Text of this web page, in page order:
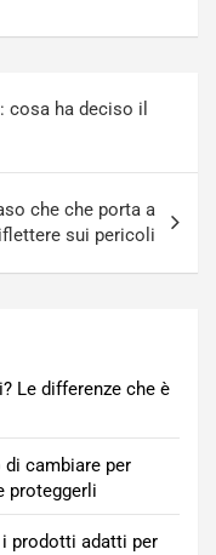
ha deciso il
che che porta a
sui pericoli
Le differenze che è
cambiare per
proteggerli
prodotti adatti per